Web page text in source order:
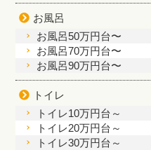
お風呂
お風呂50万円台〜
お風呂70万円台〜
お風呂90万円台〜
トイレ
トイレ10万円台～
トイレ20万円台～
トイレ30万円台～